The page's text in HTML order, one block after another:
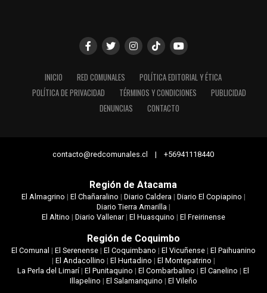
INICIO RED COMUNALES
POLÍTICA EDITORIAL Y ÉTICA
POLÍTICA DE PRIVACIDAD
TÉRMINOS Y CONDICIONES
PUBLICIDAD
DENUNCIAS
CONTACTO
contacto@redcomunales.cl | +56941118440
Región de Atacama
El Almagrino | El Chañaralino | Diario Caldera | Diario El Copiapino |
Diario Tierra Amarilla |
El Altino | Diario Vallenar| El Huasquino | El Freirinense
Región de Coquimbo
El Comunal | El Serenense| El Coquimbano | El Vicuñense| El Paihuanino
| El Andacollino | El Hurtadino | El Montepatrino |
La Perla del Limarí|El Punitaquino |El Combarbalino |El Canelino |El
Illapelino | El Salamanquino | El Vileño